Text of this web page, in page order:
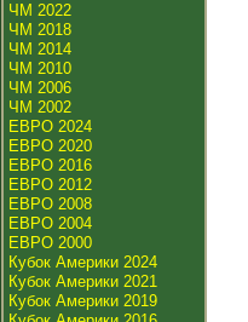
ЧМ 2022
ЧМ 2018
ЧМ 2014
ЧМ 2010
ЧМ 2006
ЧМ 2002
ЕВРО 2024
ЕВРО 2020
ЕВРО 2016
ЕВРО 2012
ЕВРО 2008
ЕВРО 2004
ЕВРО 2000
Кубок Америки 2024
Кубок Америки 2021
Кубок Америки 2019